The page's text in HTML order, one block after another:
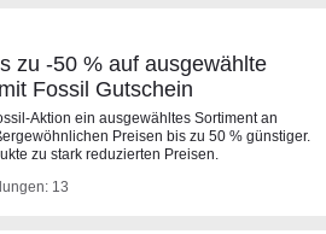
zu -50 % auf ausgewählte
Fossil Gutschein
Aktion ein ausgewähltes Sortiment an
Preisen bis zu 50 % günstiger.
zu stark reduzierten Preisen.
13